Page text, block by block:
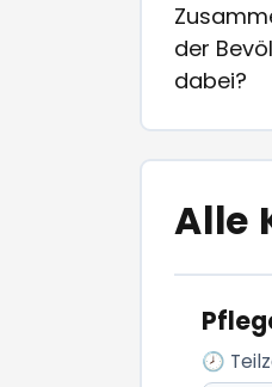
der
dabei?
Alle
🕗